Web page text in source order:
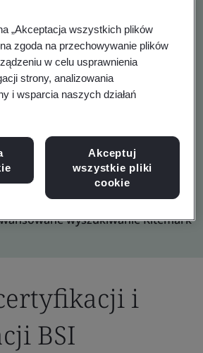
certyfikaty
BSI
firmy, zakładu lub
wyszukiwanie Kitemark
i
BSI
„Akceptacja wszystkich plików
zgoda na przechowywanie plików
w celu usprawnienia
strony, analizowania
i wsparcia naszych działań
Akceptuj
wszystkie pliki
cookie